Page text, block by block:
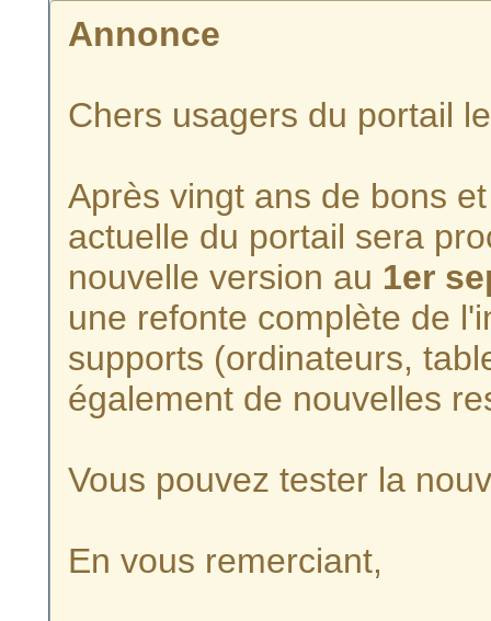
Annonce
Chers usagers du portail
Après vingt ans de bons
actuelle du portail sera
nouvelle version au 1er
une refonte complète de
supports (ordinateurs,
également de nouvelles
Vous pouvez tester la
En vous remerciant,